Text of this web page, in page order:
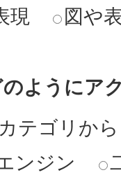
現 図や
ようにア
テゴリから
ンジン